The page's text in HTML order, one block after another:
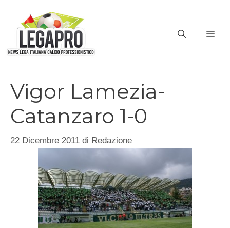
contenuto
Vigor Lamezia-
Catanzaro 1-0
22 Dicembre 2011 di Redazione